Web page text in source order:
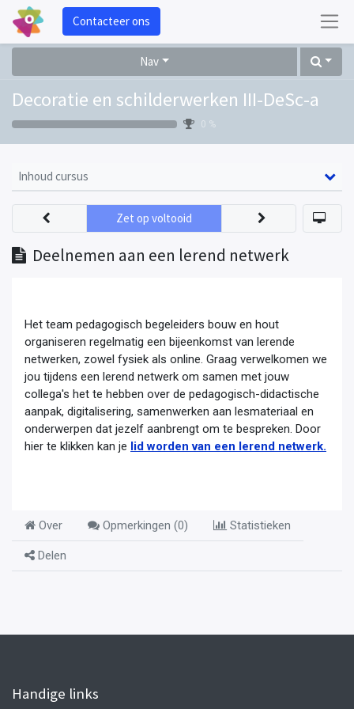
Contacteer ons
Nav
Decoratie en schilderwerken III-DeSc-a
0 %
Inhoud cursus
Deelnemen aan een lerend netwerk
Zet op voltooid
Het team pedagogisch begeleiders bouw en hout
organiseren regelmatig een bijeenkomst van lerende
netwerken, zowel fysiek als online. Graag verwelkomen we
jou tijdens een lerend netwerk om samen met jouw
collega's het te hebben over de pedagogisch-didactische
aanpak, digitalisering, samenwerken aan lesmateriaal en
onderwerpen dat jezelf aanbrengt om te bespreken. Door
hier te klikken kan je lid worden van een lerend netwerk.
Over Opmerkingen (0) Statistieken
Delen
Handige links